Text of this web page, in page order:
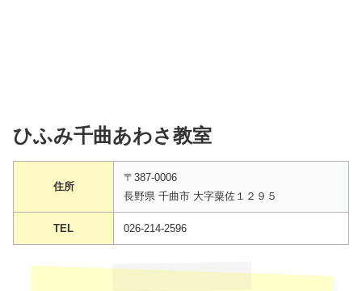
ひふみ千曲あわさ教室
住所
〒387-0006
長野県 千曲市 大字粟佐１２９５
TEL 026-214-2596